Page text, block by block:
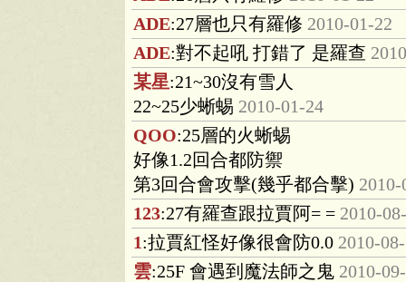
ADE:27層也只有羅修 2010-01-22
ADE:對不起吼 打錯了 是羅查
某星:21~30沒有雪人
22~25少蜥蜴 2010-01-24
QOO:25層的火蜥蜴
好像1.2回合都防禦
第3回合會攻擊(幾乎都合擊)
123:27有羅查跟拉賈阿= = 2010-
1:拉賈紅怪好像很會防0.0 2010-
雲:25F 會遇到魔法師之鬼 2010-